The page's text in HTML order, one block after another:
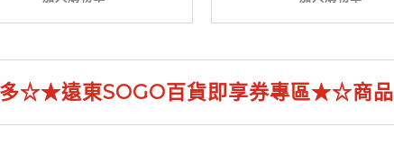
☆★遠東SOGO百貨即享券專區★☆商品